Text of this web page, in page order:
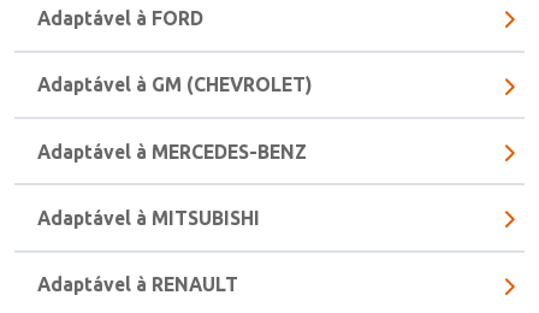
Adaptável à FORD
Adaptável à GM (CHEVROLET)
Adaptável à MERCEDES-BENZ
Adaptável à MITSUBISHI
Adaptável à RENAULT